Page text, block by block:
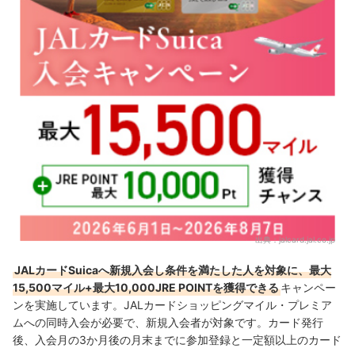
出典：jalcard.jal.co.jp
JALカードSuicaへ新規入会し条件を満たした人を対象に、最大
15,500マイル+最大10,000JRE POINTを獲得できるキャンペー
ンを実施しています。JALカードショッピングマイル・プレミア
ムへの同時入会が必要で、新規入会者が対象です。カード発行
後、入会月の3か月後の月末までに参加登録と一定額以上のカード